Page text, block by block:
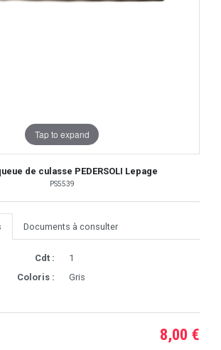
Tap to expand
de culasse PEDERSOLI Lepage
PS5539
Documents à consulter
Cdt :
1
Coloris :
Gris
8,00 €